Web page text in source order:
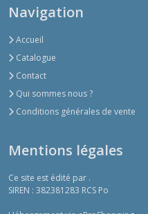
Navigation
Accueil
Catalogue
Contact
Qui sommes nous ?
Conditions générales de vente
Mentions légales
Ce site est édité par .
SIREN : 382381283 RCS Po